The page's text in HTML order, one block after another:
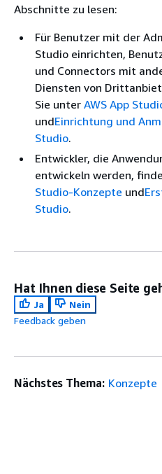
Abschnitte zu lesen:
Für Benutzer mit der
Studio einrichten,
und Connectors mit
Diensten von
Sie unter AWS App
undEinrichtung und
Studio.
Entwickler, die
entwickeln werden,
Studio-Konzepte und
Studio.
Hat Ihnen diese Seite
Ja
Nein
Feedback geben
Nächstes Thema: Konzepte